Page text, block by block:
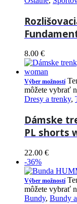
8.00 €
Výber možností
môžete vybrať
Dresy a trenky,
Dámske
PL shorts
22.00 €
-36%
Výber možností
môžete vybrať
Bundy, Bundy